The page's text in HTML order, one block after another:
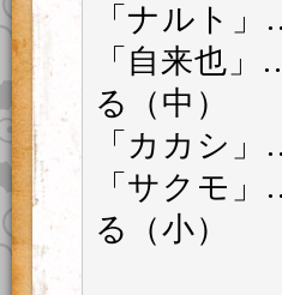
「ナルト
「自来也
る（中）
「カカシ
「サクモ
る（小）